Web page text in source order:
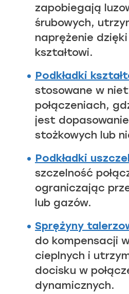
zapobiegają
śrubowych,
naprężenie
kształtowi.
Podkładki
stosowane w
połączeniach,
jest
stożkowych lub
Podkładki
szczelność
ograniczając
lub gazów.
Sprężyny
do kompensacji
cieplnych i
docisku w
dynamicznych.